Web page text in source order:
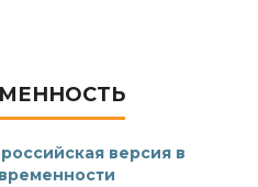
версия в